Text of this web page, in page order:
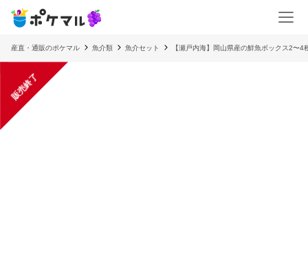
産直・通販のポケマル 魚介類 魚介セット 【瀬戸内海】岡山県産の鮮魚ボックス2〜4
販売終了